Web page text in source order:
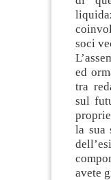
soci
ed
tra
sul
la sua
avete